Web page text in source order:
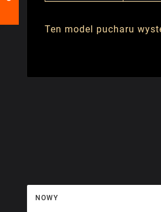
Ten model pucharu
NOWY